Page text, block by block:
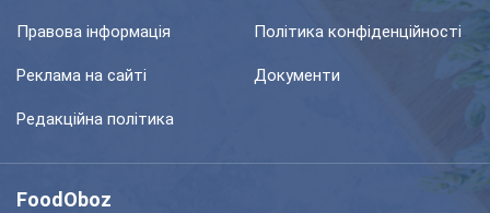
Правова інформація Політика конфіденційності
Реклама на сайті Документи
Редакційна політика
FoodOboz